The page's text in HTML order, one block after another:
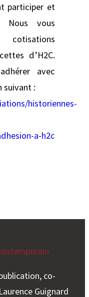
participer et
Nous vous
d’H2C.
avec
suivant :
historiennes-
a-h2c
co-
Guignard